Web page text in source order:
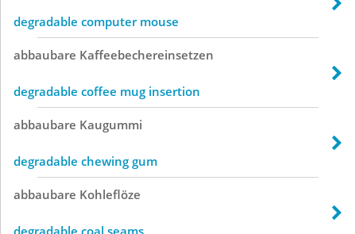
degradable computer mouse
abbaubare Kaffeebechereinsetzen
degradable coffee mug insertion
abbaubare Kaugummi
degradable chewing gum
abbaubare Kohleflöze
degradable coal seams